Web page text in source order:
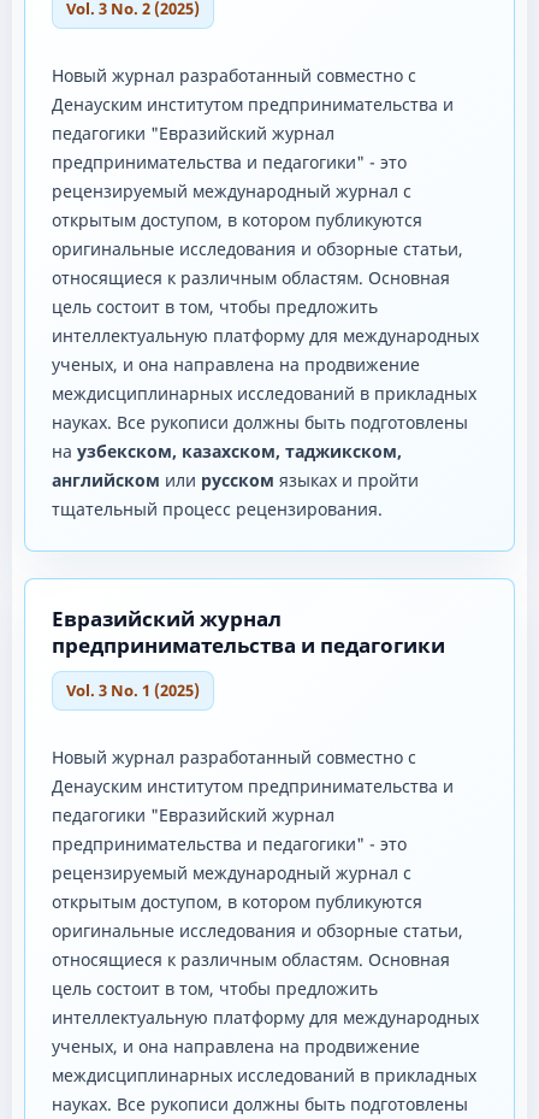
Vol. 3 No. 2 (2025)
Новый журнал разработанный совместно с
Денауским институтом предпринимательства и
педагогики "Евразийский журнал
предпринимательства и педагогики" - это
рецензируемый международный журнал с
открытым доступом, в котором публикуются
оригинальные исследования и обзорные статьи,
относящиеся к различным областям. Основная
цель состоит в том, чтобы предложить
интеллектуальную платформу для международных
ученых, и она направлена ​​на продвижение
междисциплинарных исследований в прикладных
науках. Все рукописи должны быть подготовлены
на узбекском, казахском, таджикском,
английском или русском языках и пройти
тщательный процесс рецензирования.
Евразийский журнал
предпринимательства и педагогики
Vol. 3 No. 1 (2025)
Новый журнал разработанный совместно с
Денауским институтом предпринимательства и
педагогики "Евразийский журнал
предпринимательства и педагогики" - это
рецензируемый международный журнал с
открытым доступом, в котором публикуются
оригинальные исследования и обзорные статьи,
относящиеся к различным областям. Основная
цель состоит в том, чтобы предложить
интеллектуальную платформу для международных
ученых, и она направлена ​​на продвижение
междисциплинарных исследований в прикладных
науках. Все рукописи должны быть подготовлены